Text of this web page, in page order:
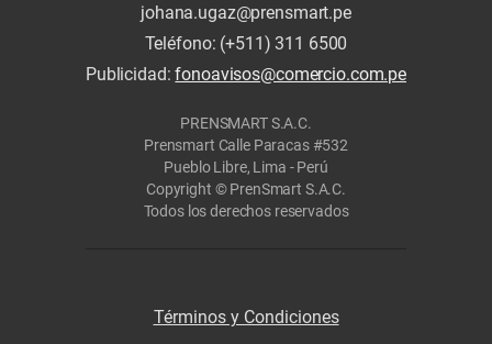
johana.ugaz@prensmart.pe
Teléfono: (+511) 311 6500
Publicidad:fonoavisos@comercio.com.pe
PRENSMART S.A.C.
Prensmart Calle Paracas #532
Pueblo Libre, Lima - Perú
Copyright © PrenSmart S.A.C.
Todos los derechos reservados
Términos y Condiciones